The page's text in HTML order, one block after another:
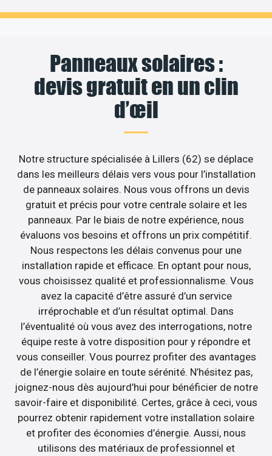
Panneaux solaires :
devis gratuit en un clin
d’œil
Notre structure spécialisée à Lillers (62) se déplace
dans les meilleurs délais vers vous pour l’installation
de panneaux solaires. Nous vous offrons un devis
gratuit et précis pour votre centrale solaire et les
panneaux. Par le biais de notre expérience, nous
évaluons vos besoins et offrons un prix compétitif.
Nous respectons les délais convenus pour une
installation rapide et efficace. En optant pour nous,
vous choisissez qualité et professionnalisme. Vous
avez la capacité d’être assuré d’un service
irréprochable et d’un résultat optimal. Dans
l’éventualité où vous avez des interrogations, notre
équipe reste à votre disposition pour y répondre et
vous conseiller. Vous pourrez profiter des avantages
de l’énergie solaire en toute sérénité. N’hésitez pas,
joignez-nous dès aujourd’hui pour bénéficier de notre
savoir-faire et disponibilité. Certes, grâce à ceci, vous
pourrez obtenir rapidement votre installation solaire
et profiter des économies d’énergie. Aussi, nous
utilisons des matériaux de professionnel et